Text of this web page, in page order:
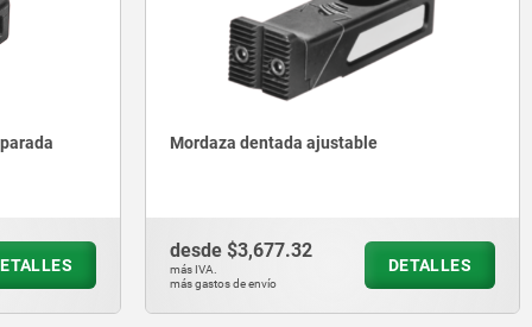
Mordaza dentada ajustable
desde $3,677.32
más IVA.
más gastos de envío
DETALLES